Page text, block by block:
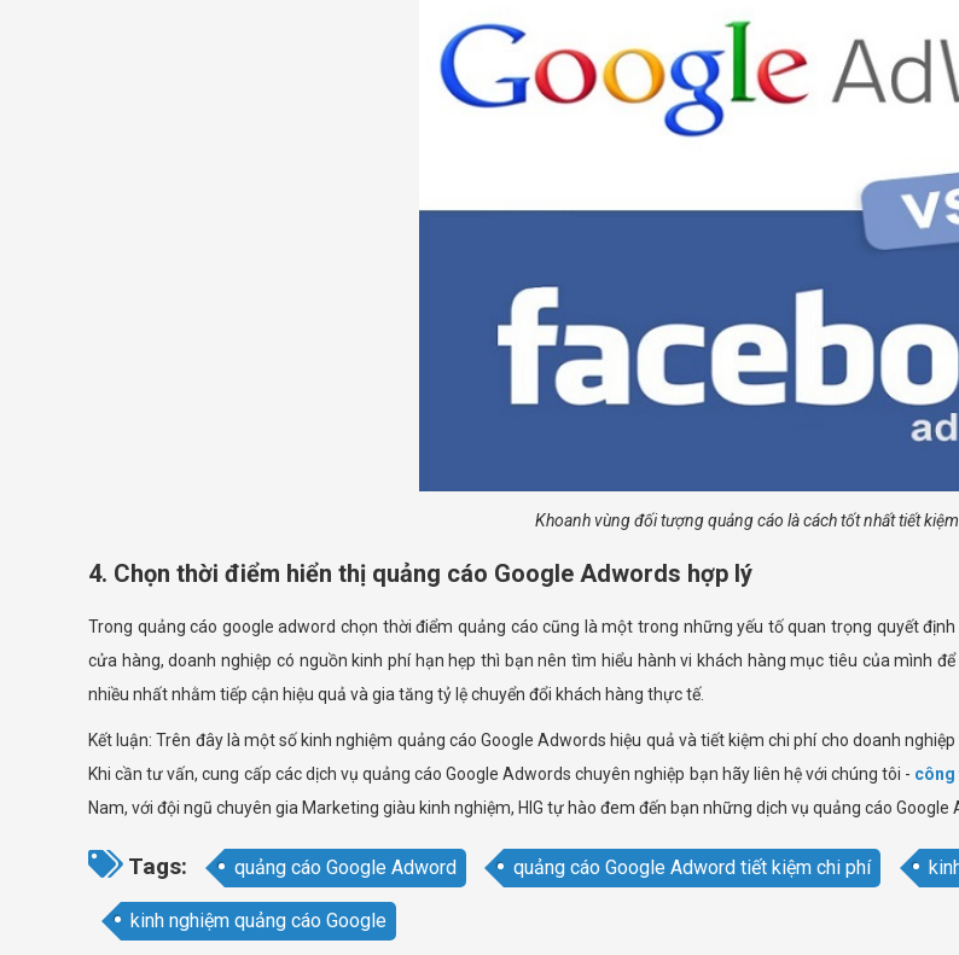
Khoanh vùng đối tượng quảng cáo là cách tốt nhất tiết
4. Chọn thời điểm hiển thị quảng cáo Google Adwords hợp lý
Trong quảng cáo google adword chọn thời điểm quảng cáo cũng là một trong những yếu tố quan trọng quyết
cửa hàng, doanh nghiệp có nguồn kinh phí hạn hẹp thì bạn nên tìm hiểu hành vi khách hàng mục tiêu của mình
nhiều nhất nhằm tiếp cận hiệu quả và gia tăng tỷ lệ chuyển đổi khách hàng thực tế.
Kết luận: Trên đây là một số kinh nghiệm quảng cáo Google Adwords hiệu quả và tiết kiệm chi phí cho doanh
Khi cần tư vấn, cung cấp các dịch vụ quảng cáo Google Adwords chuyên nghiệp bạn hãy liên hệ với chúng tôi - công
Nam, với đội ngũ chuyên gia Marketing giàu kinh nghiệm, HIG tự hào đem đến bạn những dịch vụ quảng cáo
Tags: quảng cáo Google Adword quảng cáo Google Adword tiết kiệm chi phí
kinh nghiệm quảng cáo Google